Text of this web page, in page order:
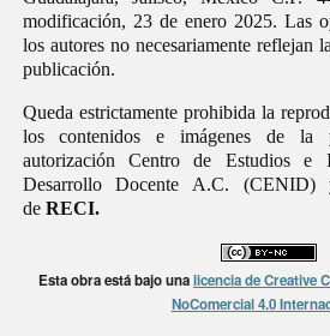
modificación, 23 de enero 2025. Las
los autores no necesariamente reflejan
publicación.
Queda estrictamente prohibida la
los contenidos e imágenes de la
autorización Centro de Estudios e
Desarrollo Docente A.C.
de RECI.
Esta obra está bajo unalicencia de Creative
NoComercial 4.0